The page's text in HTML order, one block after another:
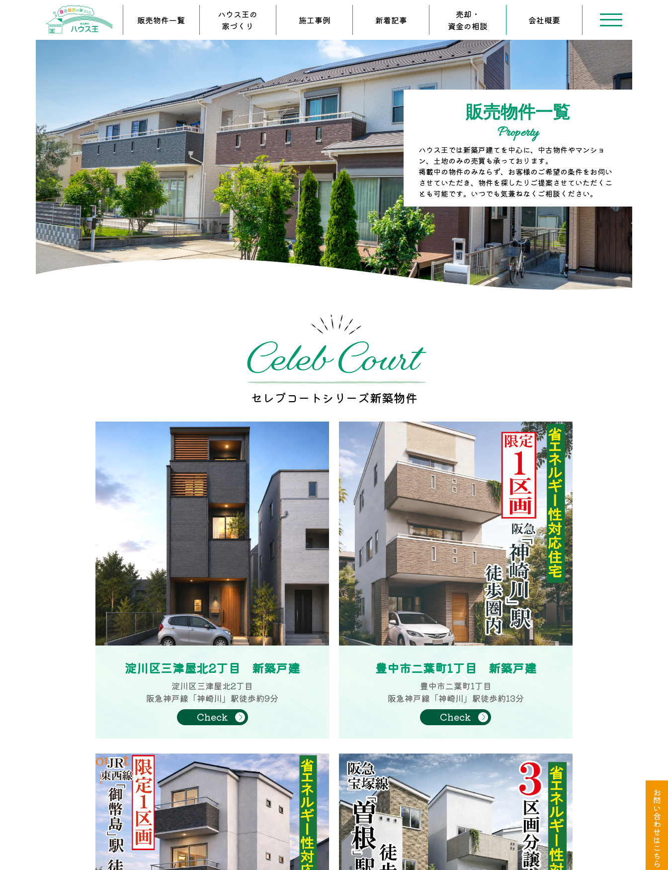
販売物件一覧
ハウス王の
家づくり
施工事例 新着記事
売却・
資金の相談
会社概要
販売物件一覧
Property
ハウス王では新築戸建てを中心に、中古物件やマンショ
ン、土地のみの売買も承っております。
掲載中の物件のみならず、お客様のご希望の条件をお伺い
させていただき、物件を探したりご提案させていただくこ
とも可能です。いつでも気兼ねなくご相談ください。
セレブコートシリーズ新築物件
淀川区三津屋北2丁目 新築戸建
淀川区三津屋北2丁目
阪急神戸線「神崎川」駅徒歩約9分
Check
豊中市二葉町1丁目 新築戸建
豊中市二葉町1丁目
阪急神戸線「神崎川」駅徒歩約13分
Check
お
問
い
合
わ
せ
は
こ
ち
ら